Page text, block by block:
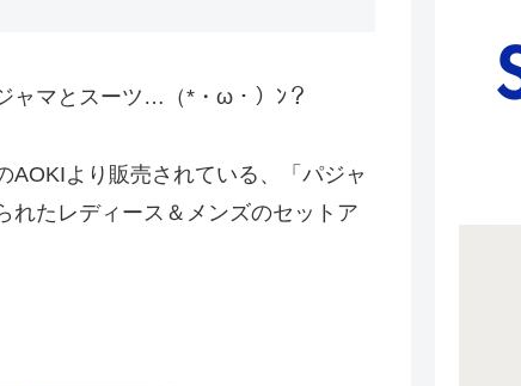
ャマとスーツ…（*・ω・）ﾝ？
より販売されている、「パジャ
れたレディース＆メンズのセットア